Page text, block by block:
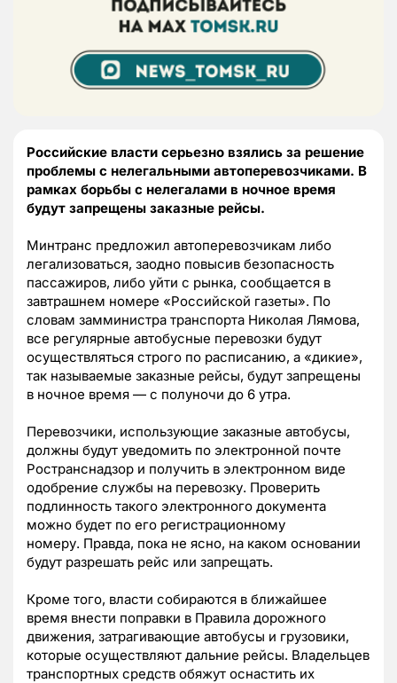
Российские власти серьезно взялись за решение
проблемы с нелегальными автоперевозчиками. В
рамках борьбы с нелегалами в ночное время
будут запрещены заказные рейсы.
Минтранс предложил автоперевозчикам либо
легализоваться, заодно повысив безопасность
пассажиров, либо уйти с рынка, сообщается в
завтрашнем номере «Российской газеты». По
словам замминистра транспорта Николая Лямова,
все регулярные автобусные перевозки будут
осуществляться строго по расписанию, а «дикие»,
так называемые заказные рейсы, будут запрещены
в ночное время — с полуночи до 6 утра.
Перевозчики, использующие заказные автобусы,
должны будут уведомить по электронной почте
Ространснадзор и получить в электронном виде
одобрение службы на перевозку. Проверить
подлинность такого электронного документа
можно будет по его регистрационному
номеру. Правда, пока не ясно, на каком основании
будут разрешать рейс или запрещать.
Кроме того, власти собираются в ближайшее
время внести поправки в Правила дорожного
движения, затрагивающие автобусы и грузовики,
которые осуществляют дальние рейсы. Владельцев
транспортных средств обяжут оснастить их